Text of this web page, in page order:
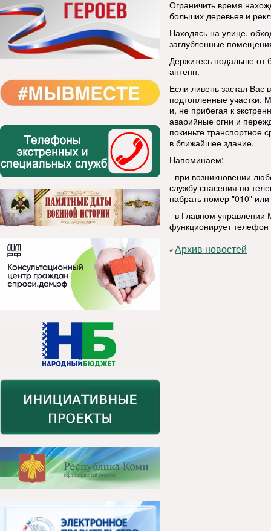
Ограничить время
больших деревьев и
Находясь на улице,
заглубленные
Держитесь подальше от
антенн.
Если ливень застал Вас
подтопленные участки.
и, не прибегая к
аварийные огни и
покиньте транспортное
в ближайшее здание.
Напоминаем:
- при возникновении
службу спасения по
набрать номер "010"
- в Главном управлении
функционирует
«Архив новостей